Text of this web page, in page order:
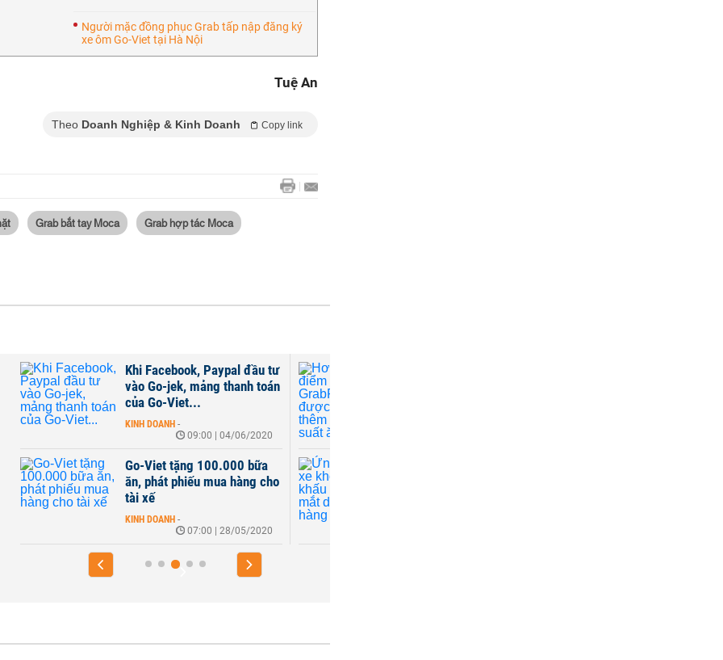
Người mặc đồng phục Grab tấp nập đăng ký
xe ôm Go-Viet tại Hà Nội
Tuệ An
Theo Doanh Nghiệp & Kinh Doanh Copy link
Grab bắt tay Moca Grab hợp tác Moca
Khi Facebook, Paypal đầu tư
vào Go-jek, mảng thanh toán
của Go-Viet...
KINH DOANH -
09:00 | 04/06/2020
Go-Viet tặng 100.000 bữa
ăn, phát phiếu mua hàng cho
tài xế
KINH DOANH -
07:00 | 28/05/2020